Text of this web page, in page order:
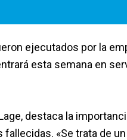
ejecutados por la
esta semana en
destaca la
«Se trata de